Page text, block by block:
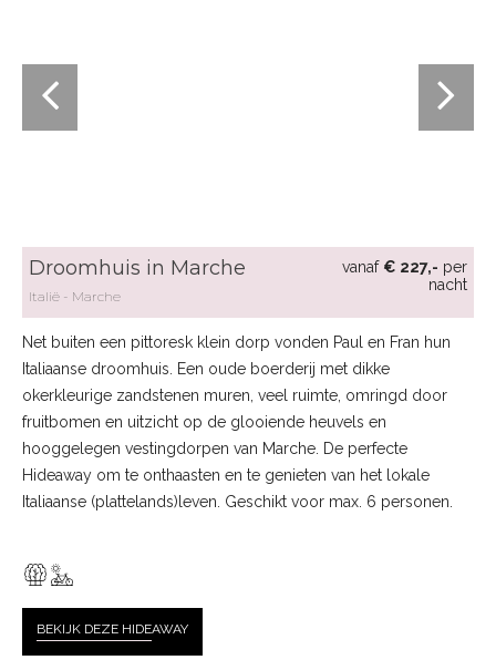
vanaf € 227,- per
nacht
Droomhuis in Marche
Italië Marche
Net buiten een pittoresk klein dorp vonden Paul en Fran hun
Italiaanse droomhuis. Een oude boerderij met dikke
okerkleurige zandstenen muren, veel ruimte, omringd door
fruitbomen en uitzicht op de glooiende heuvels en
hooggelegen vestingdorpen van Marche. De perfecte
Hideaway om te onthaasten en te genieten van het lokale
Italiaanse (plattelands)leven. Geschikt voor max. 6 personen.
BEKIJK DEZE HIDEAWAY